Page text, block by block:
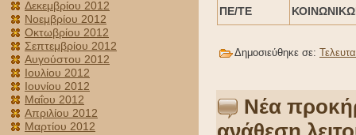
Δεκεμβρίου 2012
Νοεμβρίου 2012
Οκτωβρίου 2012
Σεπτεμβρίου 2012
Αυγούστου 2012
Ιουλίου 2012
Ιουνίου 2012
Μαΐου 2012
Απριλίου 2012
Μαρτίου 2012
ΠΕ/ΤΕ
Δημοσιεύθηκε σε:
Νέα